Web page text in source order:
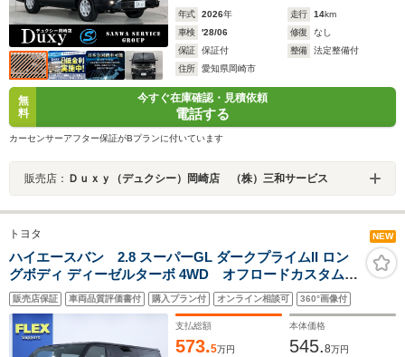
年式 2026年 走行 14km
車検
'28/06 修復
なし
保証
保証付 整備
法定整備付
住所
愛知県岡崎市
無
料
今すぐ在庫確認・見積依頼
電話する
カーセンサーアフター保証がBプランに付いています
販売店： Ｄｕｘｙ（デュクシー）岡崎店 （株）三和サービス
トヨタ NEW
ハイエースバン 2.8 スーパーGL ダークプライムII ロン
グボディ ディーゼルターボ 4WD オフロードカスタム
ベッドキット FLEXフロントスポイラー リアスポイラ
ー ホイル16in タイヤ16in LEDテールランプ マッド
フラップ ETC 寒冷地仕様 パワスライドドア デジ
タルインナーミラー
販売店保証 車両品質評価書付 購入プラン付 オンライン相談可 360°画像付
支払総額
573.5万円
本体価格
545.8万円